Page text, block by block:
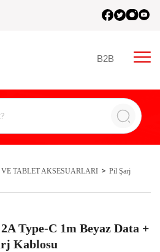
B2B
VE TABLET AKSESUARLARI Pil Şarj
Type-C 1m Beyaz Data +
Kablosu